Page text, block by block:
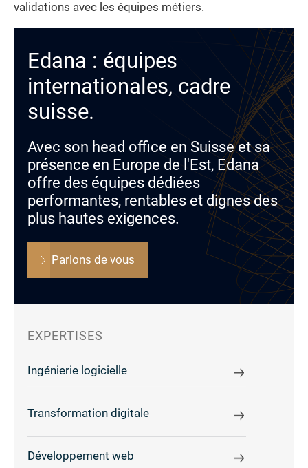
validations avec les équipes métiers.
Edana : équipes
internationales, cadre
suisse.
Avec son head office en Suisse et sa
présence en Europe de l'Est, Edana
offre des équipes dédiées
performantes, rentables et dignes des
plus hautes exigences.
Parlons de vous
EXPERTISES
Ingénierie logicielle
Transformation digitale
Développement web